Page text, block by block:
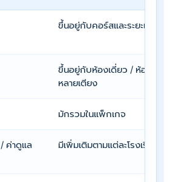
ขึ้นอยู่กับคอร์สและระยะเวลา
ขึ้นอยู่กับห้องเดี่ยว / ห้องคู่ /
หลายเตียง
มักรวมในแพ็กเกจ
ค่าดูแล
มีเพิ่มเติมตามแต่ละโรงเรียน